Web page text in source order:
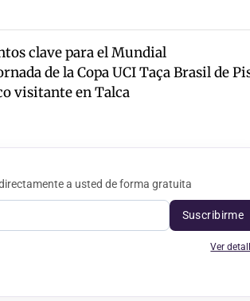
clave para el Mundial
de la Copa UCI Taça Brasil de
visitante en Talca
a usted de forma gratuita
Suscribirme
Ver